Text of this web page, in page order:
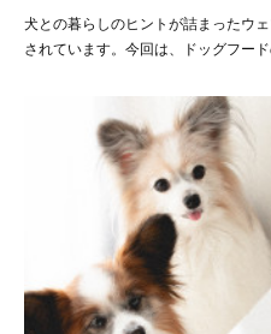
犬との暮らしのヒントが詰まったウ
されています。今回は、ドッグフー